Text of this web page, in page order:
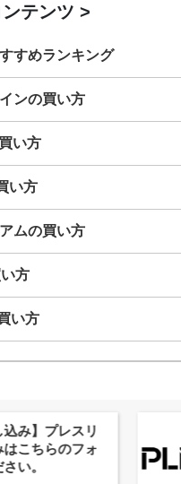
テンツ
すめランキング
ンの買い方
い方
い方
ムの買い方
方
い方
株式会社PlnX、アジア
ーバルWeb3カンファレ
「WebX2026」とのコ